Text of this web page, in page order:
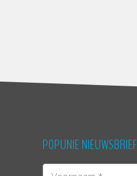
POPUNIE NIEUWSBRIEF